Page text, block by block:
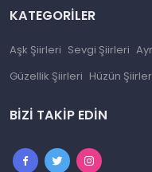
KATEGORILER
Aşk Şiirleri Sevgi Şiirleri
Güzellik Şiirleri Hüzün
BIZI TAKIP EDIN